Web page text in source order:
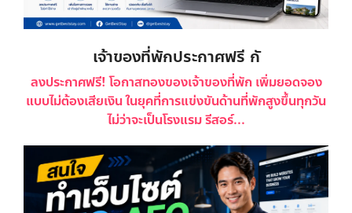
เจ้าของที่พักประกาศฟรี กั
ลงประกาศฟรี! โอกาสทองของเจ้าของที่พัก เพิ่มยอดจอง
แบบไม่ต้องเสียเงิน ในยุคที่การแข่งขันด้านที่พักสูงขึ้นทุกวัน
ไม่ว่าจะเป็นโรงแรม รีสอร์...